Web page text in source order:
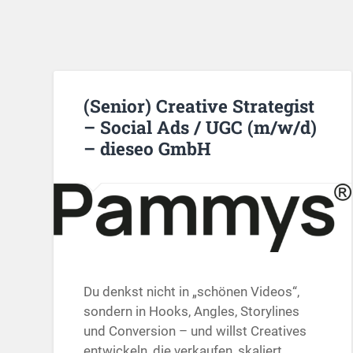
(Senior) Creative Strategist
– Social Ads / UGC (m/w/d)
– dieseo GmbH
Du denkst nicht in „schönen Videos“,
sondern in Hooks, Angles, Storylines
und Conversion – und willst Creatives